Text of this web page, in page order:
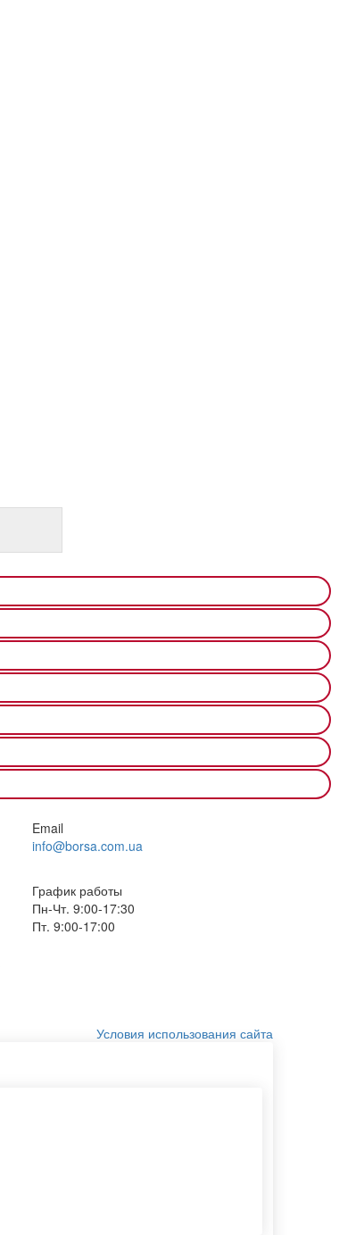
Email
info@borsa.com.ua
График работы
Пн-Чт. 9:00-17:30
Пт. 9:00-17:00
Условия использования сайта